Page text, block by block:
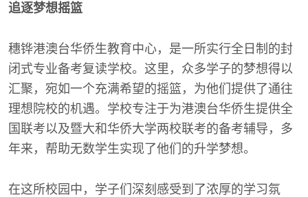
追逐梦想摇篮
穗铧港澳台华侨生教育中心，是一所实行全日制的封
闭式专业备考复读学校。这里，众多学子的梦想得以
汇聚，宛如一个充满希望的摇篮，为他们提供了通往
理想院校的机遇。学校专注于为港澳台华侨生提供全
国联考以及暨大和华侨大学两校联考的备考辅导，多
年来，帮助无数学生实现了他们的升学梦想。
在这所校园中，学子们深刻感受到了浓厚的学习氛